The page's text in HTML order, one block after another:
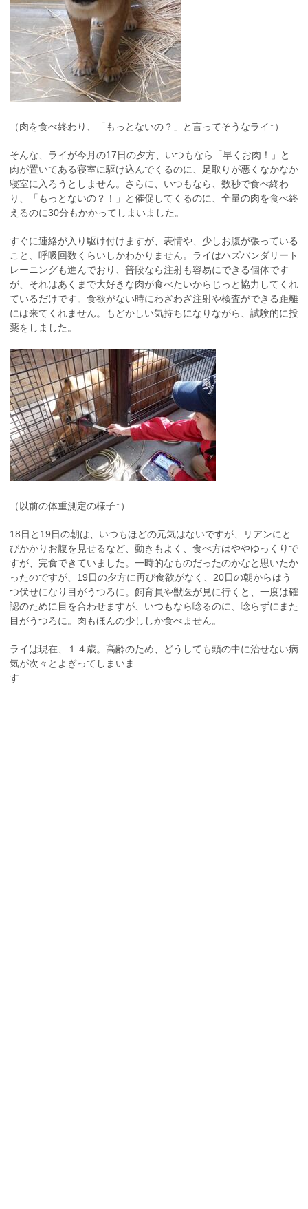
（肉を食べ終わり、「もっとないの？」と言ってそうなライ↑）
そんな、ライが今月の17日の夕方、いつもなら「早くお肉！」と
肉が置いてある寝室に駆け込んでくるのに、足取りが悪くなかなか
寝室に入ろうとしません。さらに、いつもなら、数秒で食べ終わ
り、「もっとないの？！」と催促してくるのに、全量の肉を食べ終
えるのに30分もかかってしまいました。
すぐに連絡が入り駆け付けますが、表情や、少しお腹が張っている
こと、呼吸回数くらいしかわかりません。ライはハズバンダリート
レーニングも進んでおり、普段なら注射も容易にできる個体です
が、それはあくまで大好きな肉が食べたいからじっと協力してくれ
ているだけです。食欲がない時にわざわざ注射や検査ができる距離
には来てくれません。もどかしい気持ちになりながら、試験的に投
薬をしました。
（以前の体重測定の様子↑）
18日と19日の朝は、いつもほどの元気はないですが、リアンにと
びかかりお腹を見せるなど、動きもよく、食べ方はややゆっくりで
すが、完食できていました。一時的なものだったのかなと思いたか
ったのですが、19日の夕方に再び食欲がなく、20日の朝からはう
つ伏せになり目がうつろに。飼育員や獣医が見に行くと、一度は確
認のために目を合わせますが、いつもなら唸るのに、唸らずにまた
目がうつろに。肉もほんの少ししか食べません。
ライは現在、１４歳。高齢のため、どうしても頭の中に治せない病
気が次々とよぎってしまいま
す…